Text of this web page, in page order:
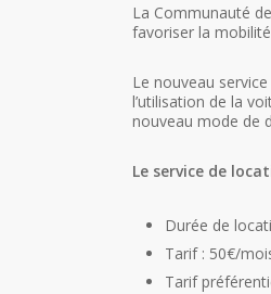
La Communauté
favoriser la
Le nouveau
l’utilisation de la
nouveau mode de
Le service de
Durée de
Tarif : 50€/
Tarif